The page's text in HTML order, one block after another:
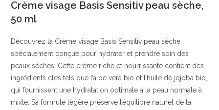
et
beurre
karité
|
lavera
|
Crème visage Basis Sensitiv peau sèche,
50 ml
Découvrez la Crème visage Basis Sensitiv peau sèche,
spécialement conçue pour hydrater et prendre soin des
peaux sèches. Cette crème riche et nourrissante contient des
ingrédients clés tels que l’aloe vera bio et l’huile de jojoba bio,
qui fournissent une hydratation optimale à la peau normale à
mixte. Sa formule légère préserve l’équilibre naturel de la